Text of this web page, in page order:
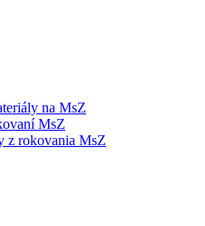
na MsZ
MsZ
z rokovania MsZ